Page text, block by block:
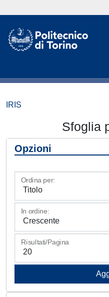
IRIS
Sfoglia
Opzioni
Ordina per:
In ordine:
Risultati/Pagina